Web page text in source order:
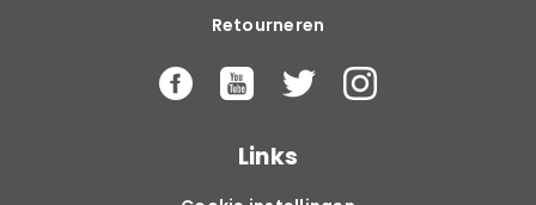
Retourneren
Links